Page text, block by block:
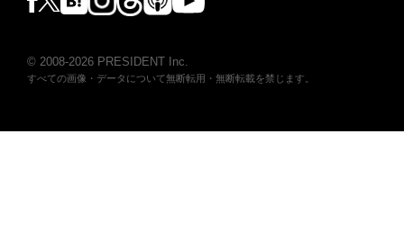
© 2008-2026 PRESIDENT Inc.
すべての画像・データについて無断転用・無断転載を禁じます。